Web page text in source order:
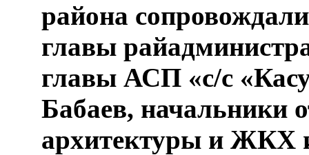
района
главы
главы АСП «с/с
Бабаев, начальники
архитектуры и ЖКХ